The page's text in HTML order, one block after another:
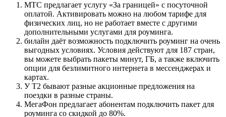
МТС предлагает услугу «За границей» с посуточной
оплатой. Активировать можно на любом тарифе для
физических лиц, но не работает вместе с другими
дополнительными услугами для роуминга.
билайн даёт возможность подключить роуминг на очень
выгодных условиях. Условия действуют для 187 стран,
вы можете выбрать пакеты минут, ГБ, а также включить
опции для безлимитного интернета в мессенджерах и
картах.
У Т2 бывают разные акционные предложения на
поездки в разные страны.
МегаФон предлагает абонентам подключить пакет для
роуминга со скидкой до 80%.